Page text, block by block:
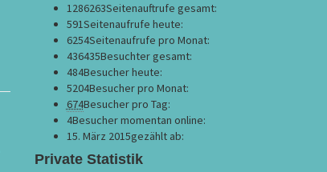
1286263Seitenauftrufe gesamt:
591Seitenaufrufe heute:
6254Seitenaufrufe pro Monat:
436435Besuchter gesamt:
484Besucher heute:
5204Besucher pro Monat:
674Besucher pro Tag:
4Besucher momentan online:
15. März 2015gezählt ab:
Private Statistik